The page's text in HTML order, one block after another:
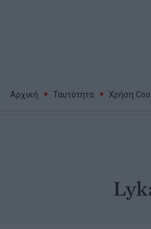
Αρχική Ταυτότητα Χρήση